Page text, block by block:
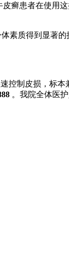
癣患者在使用
素质得到显著
控制皮损，标
。我院全体医